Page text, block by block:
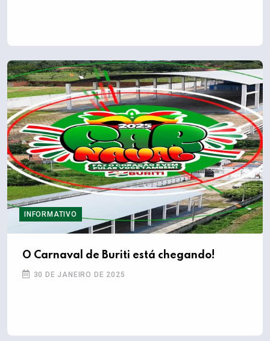
INFORMATIVO
O Carnaval de Buriti está chegando!
30 DE JANEIRO DE 2025